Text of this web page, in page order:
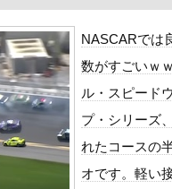
る…これよく轢かずに止まれたな
8合目付近で意識失う
メン欲」の原因は？ 脳の錯覚と真
ド1位ｗｗｗｗｗｗ
カップボディをお楽しみしまくり
たら野生の炊飯器で草 ほか
おっぱいポロリ動画、何故か叩
NASCARでは
数がすごいｗ
ル・スピード
プ・シリーズ
れたコースの
オです。軽い